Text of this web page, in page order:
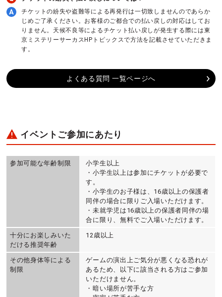
チケットの紛失や盗難等による再発行は一切致しませんのであらか
じめご了承ください。お客様のご都合での払い戻しの対応はしてお
りません。天候不良等によるチケット払い戻しが発生する際には東
京ミステリーサーカスHPトピックスで方法を記載させていただきま
す。
よくある質問 一覧ページへ
イベントご参加にあたり
参加可能な年齢制限
小学生以上
・小学生以上は参加にチケットが必要で
す。
・小学生のお子様は、16歳以上の保護者
同伴の場合に限りご入場いただけます。
・未就学児は16歳以上の保護者同伴の場
合に限り、無料でご入場いただけます。
十分にお楽しみいた
だける推奨年齢
12歳以上
その他身体等による
制限
ゲームの演出上ご気分が悪くなる恐れが
あるため、以下に該当される方はご参加
いただけません。
・暗い場所が苦手な方